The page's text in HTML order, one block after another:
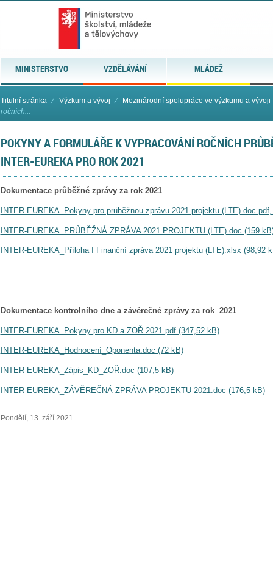
MINISTERSTVO VZDĚLÁVÁNÍ MLÁDEŽ
Titulní stránka ⁄ Výzkum a vývoj ⁄
Mezinárodní spolupráce ve výzkumu a vývoji
ročních...
POKYNY A FORMULÁŘE K VYPRACOVÁNÍ ROČNÍCH
INTER-EUREKA PRO ROK 2021
Dokumentace průběžné zprávy za rok 2021
INTER-EUREKA_Pokyny pro průběžnou zprávu 2021 projektu
INTER-EUREKA_PRŮBĚŽNÁ ZPRÁVA 2021 PROJEKTU (LTE).doc (159
INTER-EUREKA_Příloha I Finanční zpráva 2021 projektu (LTE).xlsx (98,92
Dokumentace kontrolního dne a závěrečné zprávy za rok 2021
INTER-EUREKA_Pokyny pro KD a ZOŘ 2021.pdf (347,52 kB)
INTER-EUREKA_Hodnocení_Oponenta.doc (72 kB)
INTER-EUREKA_Zápis_KD_ZOŘ.doc (107,5 kB)
INTER-EUREKA_ZÁVĚREČNÁ ZPRÁVA PROJEKTU 2021.doc (176,5 kB)
Pondělí, 13. září 2021